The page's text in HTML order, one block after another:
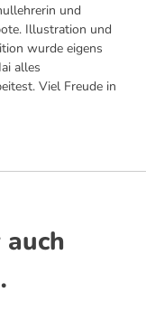
und
Illustration und
wurde eigens
alles
Viel Freude in